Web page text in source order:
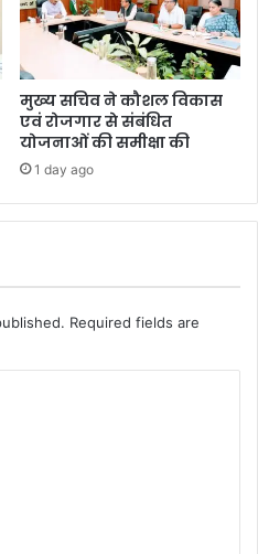
मुख्य सचिव ने कौशल विकास
एवं रोजगार से संबंधित
योजनाओं की समीक्षा की
1 day ago
Required fields are